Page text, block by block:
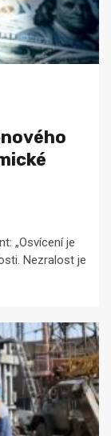
„Osvícení je
Nezralost je